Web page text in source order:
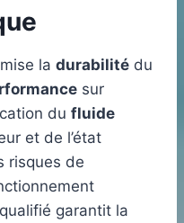
la durabilité du
sur
du fluide
et de l’état
risques de
garantit la